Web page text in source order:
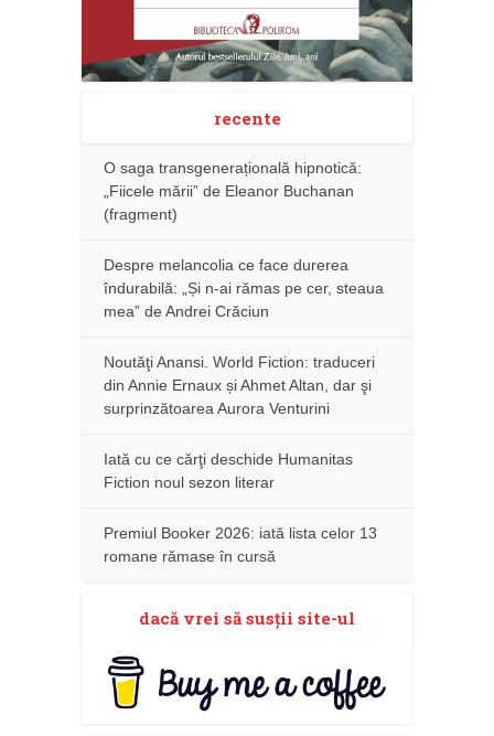
recente
O saga transgenerațională hipnotică:
„Fiicele mării” de Eleanor Buchanan
(fragment)
Despre melancolia ce face durerea
îndurabilă: „Și n-ai rămas pe cer, steaua
mea” de Andrei Crăciun
Noutăţi Anansi. World Fiction: traduceri
din Annie Ernaux și Ahmet Altan, dar şi
surprinzătoarea Aurora Venturini
Iată cu ce cărţi deschide Humanitas
Fiction noul sezon literar
Premiul Booker 2026: iată lista celor 13
romane rămase în cursă
dacă vrei să susţii site-ul